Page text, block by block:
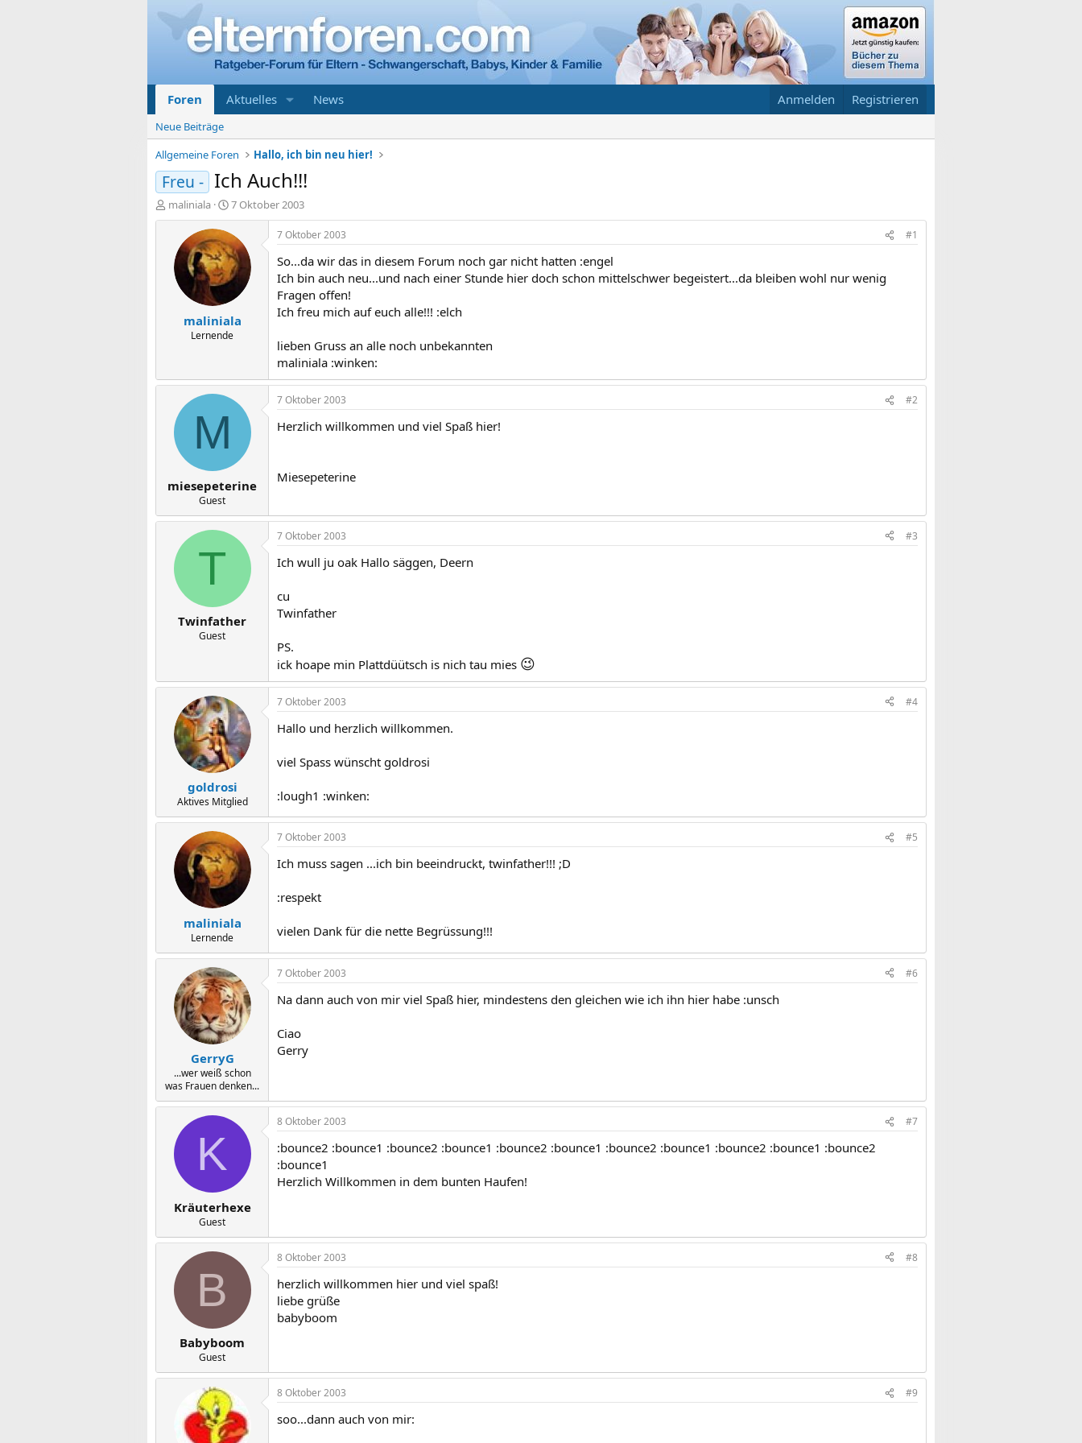
Foren Aktuelles News Anmelden Registrieren
Neue Beiträge
Allgemeine Foren
Hallo, ich bin neu hier!
Freu - Ich Auch!!!
E
r
maliniala
E
r
s
t
e
l
t
a
m
7 Oktober 2003
maliniala
Lernende
7 Oktober 2003 #1
So...da wir das in diesem Forum noch gar nicht hatten :engel
Ich bin auch neu...und nach einer Stunde hier doch schon mittelschwer begeistert...da bleiben wohl nur wenig
Fragen offen!
Ich freu mich auf euch alle!!! :elch
lieben Gruss an alle noch unbekannten
maliniala :winken:
M
miesepeterine
Guest
7 Oktober 2003 #2
Herzlich willkommen und viel Spaß hier!
Miesepeterine
T
Twinfather
Guest
7 Oktober 2003 #3
Ich wull ju oak Hallo säggen, Deern
cu
Twinfather
PS.
ick hoape min Plattdüütsch is nich tau mies 😉
goldrosi
Aktives Mitglied
7 Oktober 2003 #4
Hallo und herzlich willkommen.
viel Spass wünscht goldrosi
:lough1 :winken:
maliniala
Lernende
7 Oktober 2003 #5
Ich muss sagen ...ich bin beeindruckt, twinfather!!! ;D
:respekt
vielen Dank für die nette Begrüssung!!!
GerryG
...wer weiß schon
was Frauen denken...
7 Oktober 2003 #6
Na dann auch von mir viel Spaß hier, mindestens den gleichen wie ich ihn hier habe :unsch
Ciao
Gerry
K
Kräuterhexe
Guest
8 Oktober 2003 #7
:bounce2 :bounce1 :bounce2 :bounce1 :bounce2 :bounce1 :bounce2 :bounce1 :bounce2 :bounce1 :bounce2
:bounce1
Herzlich Willkommen in dem bunten Haufen!
B
Babyboom
Guest
8 Oktober 2003 #8
herzlich willkommen hier und viel spaß!
liebe grüße
babyboom
8 Oktober 2003 #9
soo...dann auch von mir: